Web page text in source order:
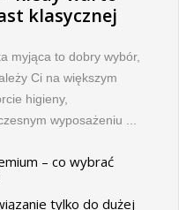
klasycznej
myjąca to dobry wybór,
Ci na większym
higieny,
wyposażeniu ...
– co wybrać
tylko do dużej